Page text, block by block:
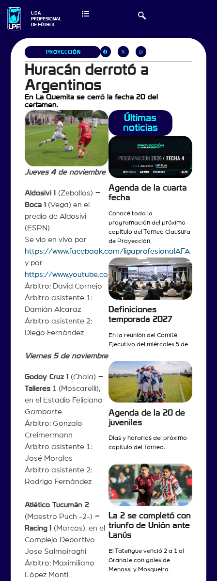
PROYECCIÓN
Huracán derrotó a
Argentinos
En La Quemita se cerró la fecha 20 del
certamen.
Jueves 4 de noviembre
Aldosivi 1 (Zeballos) –
Boca 1 (Vega) en el
predio de Aldosivi
(ESPN)
Se vio en vivo por
https://www.facebook.com/ligaprofesionalAFA
y por
https://www.youtube.com/ligaprofesional
Árbitro: David Cornejo
Árbitro asistente 1:
Damián Alcaraz
Árbitro asistente 2:
Diego Fernández
Viernes 5 de noviembre
Godoy Cruz 1 (Chala) –
Talleres1 (Moscarelli),
en el Estadio Feliciano
Gambarte
Árbitro: Gonzalo
Creimermann
Árbitro asistente 1:
José Morales
Árbitro asistente 2:
Rodrigo Fernández
Atlético Tucumán 2
(Maestro Puch -2-) –
Racing 1 (Marcos), en el
Complejo Deportivo
Jose Salmoiraghi
Árbitro: Maximiliano
López Monti
Últimas
noticias
Agenda de la cuarta
fecha
Conocé toda la
programación del próximo
capítulo del Torneo Clausura
de Proyección.
Definiciones
temporada 2027
En la reunión del Comité
Ejecutivo del miércoles 5 de
Agenda de la 20 de
juveniles
Días y horarios del próximo
capítulo del Torneo.
La 2 se completó con
triunfo de Unión ante
Lanús
El Tatengue venció 2 a 1 al
Granate con goles de
Menossi y Mosqueira.